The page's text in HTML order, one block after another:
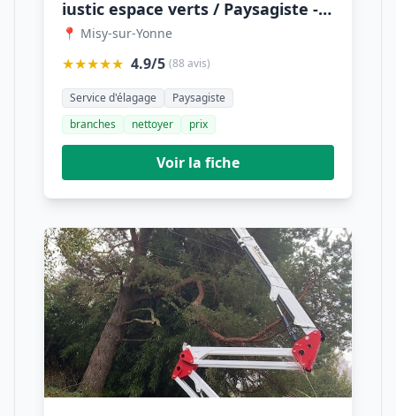
iustic espace verts / Paysagiste - Élagueur
📍 Misy-sur-Yonne
★★★★★ 4.9/5 (88 avis)
Service d'élagage
Paysagiste
branches
nettoyer prix
Voir la fiche